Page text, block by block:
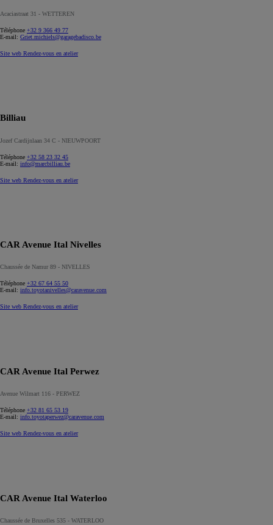
Acaciastraat 31 - WETTEREN
Téléphone +32 9 366 49 77
E-mail: Griet.michiels@garagebadisco.be
Site web Rendez-vous en atelier
Billiau
Jozef Cardijnlaan 34 C - NIEUWPOORT
Téléphone +32 58 23 32 45
E-mail: info@marcbilliau.be
Site web Rendez-vous en atelier
CAR Avenue Ital Nivelles
Chaussée de Namur 89 - NIVELLES
Téléphone +32 67 64 55 50
E-mail: info.toyotanivelles@caravenue.com
Site web Rendez-vous en atelier
CAR Avenue Ital Perwez
Avenue Wilmart 116 - PERWEZ
Téléphone +32 81 65 53 19
E-mail: info.toyotaperwez@caravenue.com
Site web Rendez-vous en atelier
CAR Avenue Ital Waterloo
Chaussée de Bruxelles 535 - WATERLOO